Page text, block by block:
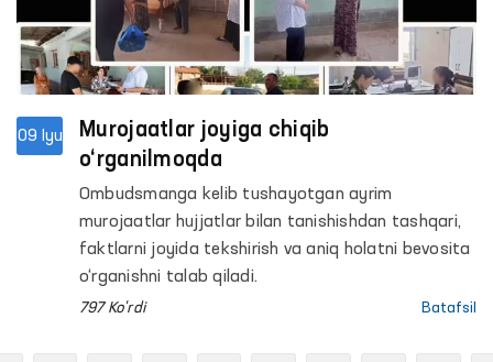
09 Iyu
Murojaatlar joyiga chiqib
o‘rganilmoqda
Ombudsmanga kelib tushayotgan ayrim
murojaatlar hujjatlar bilan tanishishdan tashqari,
faktlarni joyida tekshirish va aniq holatni bevosita
o‘rganishni talab qiladi.
797 Ko'rdi Batafsil